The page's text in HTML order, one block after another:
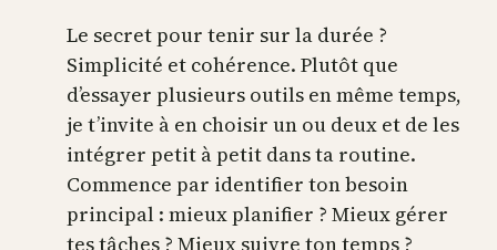
Le secret pour tenir sur la durée ?
Simplicité et cohérence. Plutôt que
d’essayer plusieurs outils en même temps,
je t’invite à en choisir un ou deux et de les
intégrer petit à petit dans ta routine.
Commence par identifier ton besoin
principal : mieux planifier ? Mieux gérer
tes tâches ? Mieux suivre ton temps ?